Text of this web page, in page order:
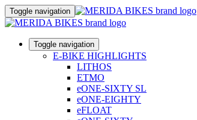
Toggle navigation
Toggle navigation
E-BIKE HIGHLIGHTS
LITHOS
ETMO
eONE-SIXTY SL
eONE-EIGHTY
eFLOAT